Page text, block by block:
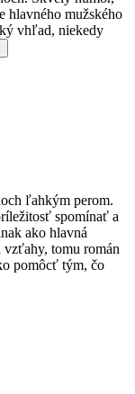
hlavného mužského
vhľad, niekedy
ľahkým perom.
spomínať a
ako hlavná
vzťahy, tomu román
pomôcť tým, čo